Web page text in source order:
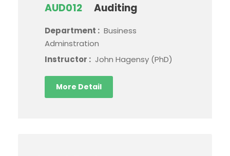
AUD012 Auditing
Department : Business
Adminstration
Instructor : John Hagensy (PhD)
More Detail